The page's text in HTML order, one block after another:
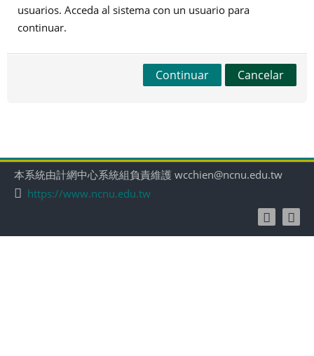
usuarios. Acceda al sistema con un usuario para
continuar.
Continuar Cancelar
本系統由計網中心系統組負責維護 wcchien@ncnu.edu.tw
https://www.ncnu.edu.tw